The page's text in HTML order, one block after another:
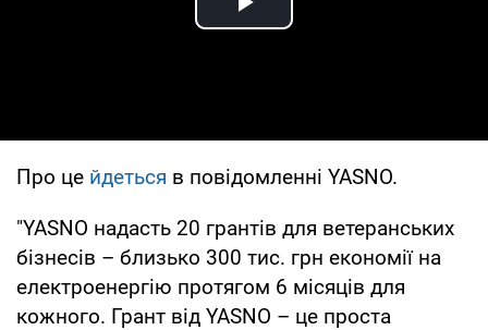
Play Video
Про це йдеться в повідомленні YASNO.
"YASNO надасть 20 грантів для ветеранських
бізнесів – близько 300 тис. грн економії на
електроенергію протягом 6 місяців для
кожного. Грант від YASNO – це проста